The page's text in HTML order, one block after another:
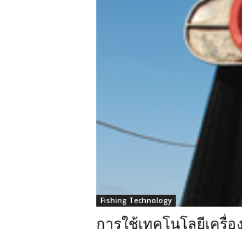
Fishing Technology
การใช้เทคโนโลยีเครื่